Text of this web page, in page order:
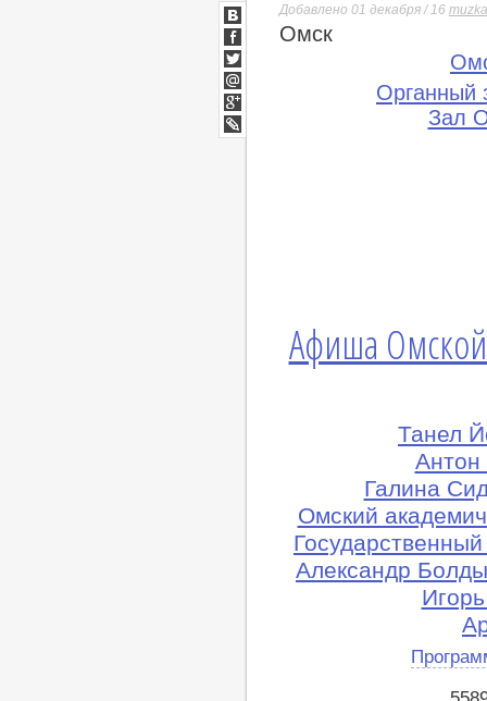
Добавлено 01 декабря / 16
Омск
Органный
Зал
Афиша
Танел
Галина
Омский
Александр
ВКонтакте
Facebook
Twitter
Мой
Мир
Google+
lj